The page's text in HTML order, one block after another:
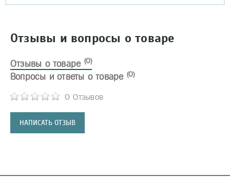
Отзывы и вопросы о товаре
Отзывы о товаре (0)
0 Отзывов
НАПИСАТЬ ОТЗЫВ
Вопросы и ответы о товаре (0)